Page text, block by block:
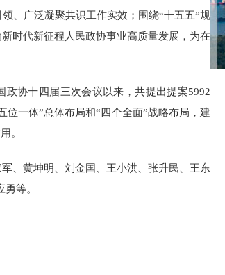
、广泛凝聚共识工作实效；围绕“十五五”规
时代新征程人民政协事业高质量发展，为在
协十四届三次会议以来，共提出提案5992
一体”总体布局和“四个全面”战略布局，建
。
、黄坤明、刘金国、王小洪、张升民、王东
等。